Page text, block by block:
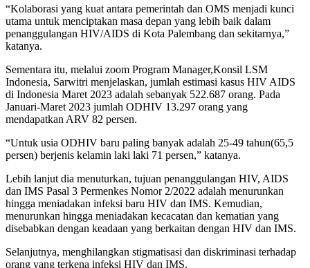
“Kolaborasi yang kuat antara pemerintah dan OMS menjadi kunci
utama untuk menciptakan masa depan yang lebih baik dalam
penanggulangan HIV/AIDS di Kota Palembang dan sekitarnya,”
katanya.
Sementara itu, melalui zoom Program Manager,Konsil LSM
Indonesia, Sarwitri menjelaskan, jumlah estimasi kasus HIV AIDS
di Indonesia Maret 2023 adalah sebanyak 522.687 orang. Pada
Januari-Maret 2023 jumlah ODHIV 13.297 orang yang
mendapatkan ARV 82 persen.
“Untuk usia ODHIV baru paling banyak adalah 25-49 tahun(65,5
persen) berjenis kelamin laki laki 71 persen,” katanya.
Lebih lanjut dia menuturkan, tujuan penanggulangan HIV, AIDS
dan IMS Pasal 3 Permenkes Nomor 2/2022 adalah menurunkan
hingga meniadakan infeksi baru HIV dan IMS. Kemudian,
menurunkan hingga meniadakan kecacatan dan kematian yang
disebabkan dengan keadaan yang berkaitan dengan HIV dan IMS.
Selanjutnya, menghilangkan stigmatisasi dan diskriminasi terhadap
orang yang terkena infeksi HIV dan IMS.